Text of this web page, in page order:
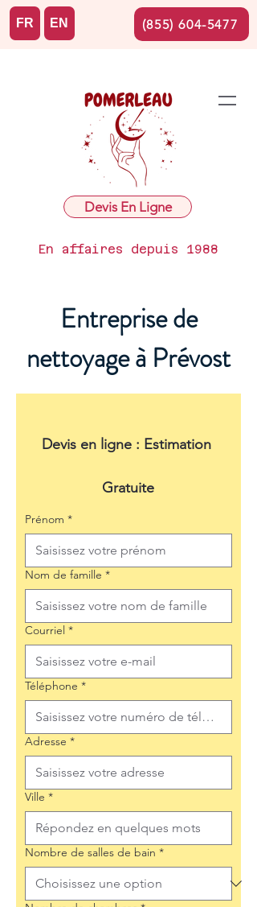
Devis En Ligne
En affaires depuis 1988
FR EN (855) 604-5477
Entreprise de
nettoyage à Prévost
Devis en ligne : Estimation
Gratuite
Prénom *
Nom de famille *
Courriel *
Téléphone *
Adresse *
Ville *
Nombre de salles de bain *